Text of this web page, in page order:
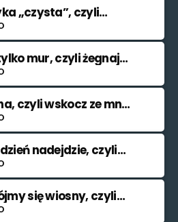
„czysta”, czyli
mur, czyli żegnaj
czyli wskocz ze mną
nadejdzie, czyli
się wiosny, czyli
kiedy i jak)”.